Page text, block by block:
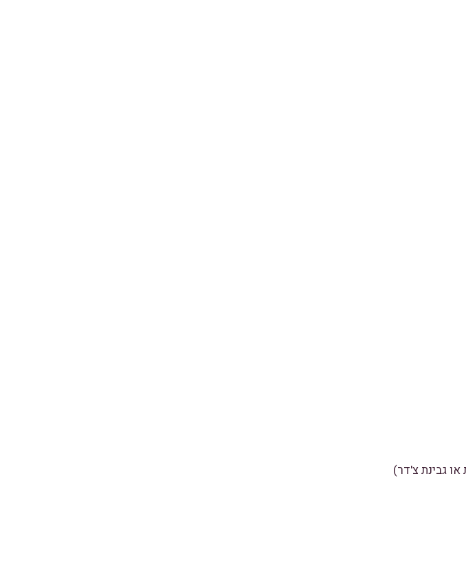
או גבינת צ'דר)